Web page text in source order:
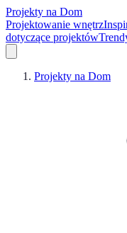
Projekty na Dom
Projektowanie wnętrz
dotyczące projektów
Projekty na Dom